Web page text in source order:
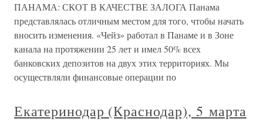
ПАНАМА: СКОТ В КАЧЕСТВЕ ЗАЛОГА Панама
представлялась отличным местом для того, чтобы начать
вносить изменения. «Чейз» работал в Панаме и в Зоне
канала на протяжении 25 лет и имел 50% всех
банковских депозитов на двух этих территориях. Мы
осуществляли финансовые операции по
Екатеринодар (Краснодар), 5 марта